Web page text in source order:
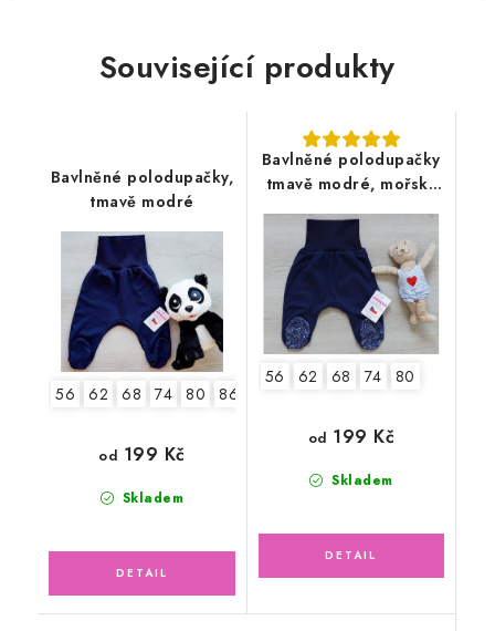
Související produkty
Bavlněné polodupačky,
tmavě modré
56 62 68 74 80 86
Skladem
od 199 Kč
Bavlněné polodupačky
tmavě modré, mořský
svět
56 62 68 74 80
Skladem
od 199 Kč